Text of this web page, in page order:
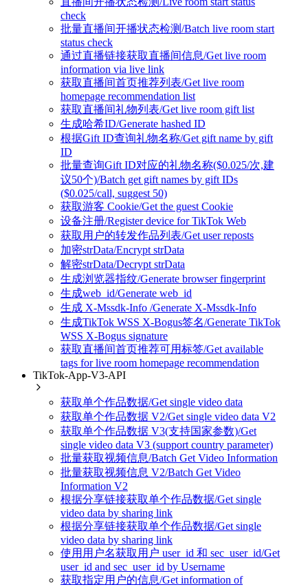
check
批量直播间开播状态检测/Batch live room start
status check
通过直播链接获取直播间信息/Get live room
information via live link
获取直播间首页推荐列表/Get live room
homepage recommendation list
获取直播间礼物列表/Get live room gift list
生成哈希ID/Generate hashed ID
根据Gift ID查询礼物名称/Get gift name by gift
ID
批量查询Gift ID对应的礼物名称($0.025/次,建
议50个)/Batch get gift names by gift IDs
($0.025/call, suggest 50)
获取游客 Cookie/Get the guest Cookie
设备注册/Register device for TikTok Web
获取用户的转发作品列表/Get user reposts
加密strData/Encrypt strData
解密strData/Decrypt strData
生成浏览器指纹/Generate browser fingerprint
生成web_id/Generate web_id
生成 X-Mssdk-Info /Generate X-Mssdk-Info
生成TikTok WSS X-Bogus签名/Generate TikTok
WSS X-Bogus signature
获取直播间首页推荐可用标签/Get available
tags for live room homepage recommendation
TikTok-App-V3-API
获取单个作品数据/Get single video data
获取单个作品数据 V2/Get single video data V2
获取单个作品数据 V3(支持国家参数)/Get
single video data V3 (support country parameter)
批量获取视频信息/Batch Get Video Information
批量获取视频信息 V2/Batch Get Video
Information V2
根据分享链接获取单个作品数据/Get single
video data by sharing link
根据分享链接获取单个作品数据/Get single
video data by sharing link
使用用户名获取用户 user_id 和 sec_user_id/Get
user_id and sec_user_id by Username
获取指定用户的信息/Get information of